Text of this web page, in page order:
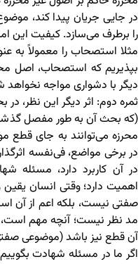
در جایی جریان پیدا کند،
را برطرف می‌سازد. کیفیت این
مثلا استصحاب را معمولاً به
بپذیریم که استصحاب، اصل
دیگر با دشواری مواجه نخواهد
ثمره دوم: اثر دیگر این نظر،
(که بحث آن به طور مفصل
محرزه می‌توانند به جای قطع
در برخی مواضع، فی‌نفسه
در آن کاربرد دارد،
اهمیت دارد؛ وقتی انسان
صفتی نیست، بلکه اعم از آن
مد نظر نیست؛ آنچه مهم
آن قطع نیز باشد (موضوعی
اگر ما در مسئله شهادت